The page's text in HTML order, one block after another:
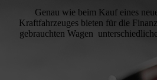
Genau wie beim Kauf eines
Kraftfahrzeuges bieten für die
gebrauchten Wagen